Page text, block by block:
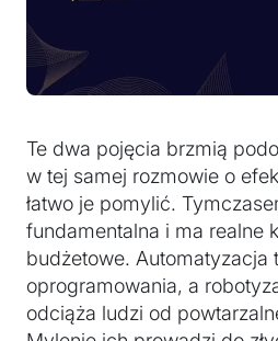
Te dwa pojęcia brzmią
w tej samej rozmowie o
łatwo je pomylić.
fundamentalna i ma realne
budżetowe. Automatyzacja
oprogramowania, a
odciąża ludzi od